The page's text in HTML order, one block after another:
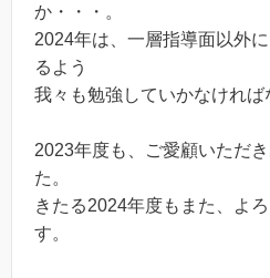
か・・・。
2024年は、一層指導面以外
るよう
我々も勉強していかなければ
2023年度も、ご愛顧いただ
た。
きたる2024年度もまた、よ
す。